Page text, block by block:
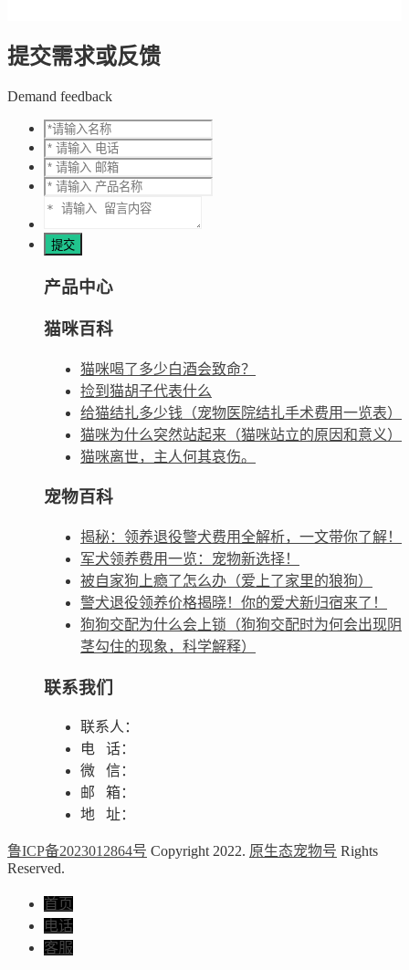
提交需求或反馈
Demand feedback
产品中心
猫咪百科
猫咪喝了多少白酒会致命？
捡到猫胡子代表什么
给猫结扎多少钱（宠物医院结扎手术费用一览表）
猫咪为什么突然站起来（猫咪站立的原因和意义）
猫咪离世，主人何其哀伤。
宠物百科
揭秘：领养退役警犬费用全解析，一文带你了解！
军犬领养费用一览：宠物新选择！
被自家狗上瘾了怎么办（爱上了家里的狼狗）
警犬退役领养价格揭晓！你的爱犬新归宿来了！
狗狗交配为什么会上锁（狗狗交配时为何会出现阴
茎勾住的现象，科学解释）
联系我们
联系人：
电 话：
微 信：
邮 箱：
地 址：
鲁ICP备2023012864号 Copyright 2022. 原生态宠物号 Rights
Reserved.
首页
电话
客服